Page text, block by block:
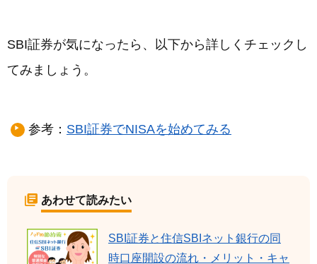
SBI証券が気になったら、以下から詳しくチェックし
てみましょう。
参考： SBI証券でNISAを始めてみる
あわせて読みたい
SBI証券と住信SBIネット銀行の同
時口座開設の流れ・メリット・キャ